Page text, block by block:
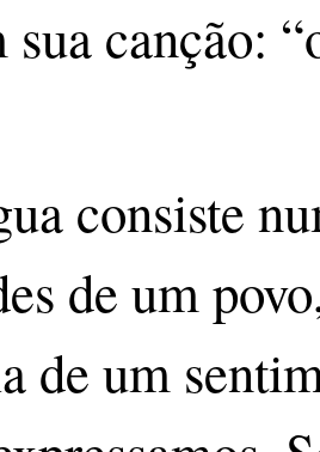
sua canção:
consiste
de um
de um